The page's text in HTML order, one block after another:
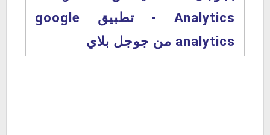
Analytics - تطبيق google
analytics من جوجل بلاي